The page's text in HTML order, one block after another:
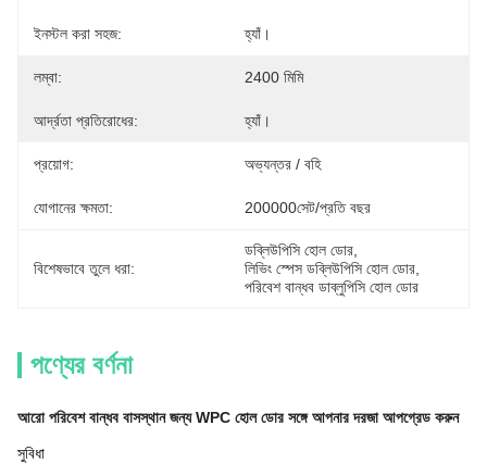
ইনস্টল করা সহজ: হ্যাঁ।
লম্বা: 2400 মিমি
আর্দ্রতা প্রতিরোধের: হ্যাঁ।
প্রয়োগ: অভ্যন্তর / বহি
যোগানের ক্ষমতা: 200000সেট/প্রতি বছর
বিশেষভাবে তুলে ধরা:
ডব্লিউপিসি হোল ডোর
লিভিং স্পেস ডব্লিউপিসি হোল ডোর
পরিবেশ বান্ধব ডাব্লুপিসি হোল ডোর
পণ্যের বর্ণনা
আরো পরিবেশ বান্ধব বাসস্থান জন্য WPC হোল ডোর সঙ্গে আপনার দরজা আপগ্রেড করুন
সুবিধা